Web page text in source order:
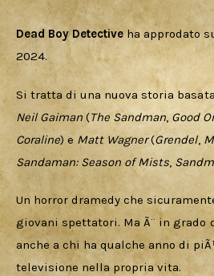
Dead Boy Detective ha approdato
2024.
Si tratta di una nuova storia
Neil Gaiman (The Sandman, Good
Coraline) e Matt Wagner (Grendel,
Sandaman: Season of Mists,
Un horror dramedy che
giovani spettatori. Ma Ã¨ in
anche a chi ha qualche anno di
televisione nella propria vita.